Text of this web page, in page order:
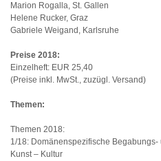
Marion Rogalla, St. Gallen
Helene Rucker, Graz
Gabriele Weigand, Karlsruhe
Preise 2018:
Einzelheft: EUR 25,40
(Preise inkl. MwSt., zuzügl. Versand)
Themen:
Themen 2018:
1/18: Domänenspezifische
Kunst – Kultur